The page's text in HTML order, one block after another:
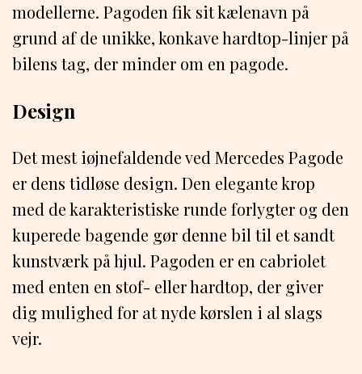
modellerne. Pagoden fik sit kælenavn på
grund af de unikke, konkave hardtop-linjer på
bilens tag, der minder om en pagode.
Design
Det mest iøjnefaldende ved Mercedes Pagode
er dens tidløse design. Den elegante krop
med de karakteristiske runde forlygter og den
kuperede bagende gør denne bil til et sandt
kunstværk på hjul. Pagoden er en cabriolet
med enten en stof- eller hardtop, der giver
dig mulighed for at nyde kørslen i al slags
vejr.